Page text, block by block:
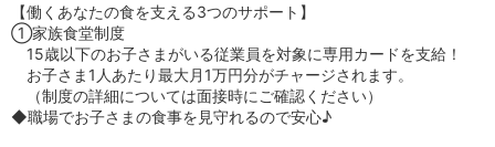
【働くあなたの食を支える3つのサポート】
①家族食堂制度
15歳以下のお子さまがいる従業員を対象に専用カードを支給！
お子さま1人あたり最大月1万円分がチャージされます。
（制度の詳細については面接時にご確認ください）
◆職場でお子さまの食事を見守れるので安心♪